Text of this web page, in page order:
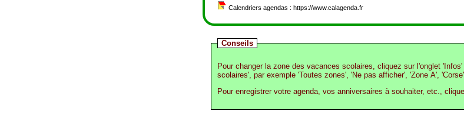
Calendriers agendas : https://www.calagenda.fr
Conseils
Pour changer la zone des vacances scolaires, cliquez sur l'onglet
scolaires', par exemple 'Toutes zones', 'Ne pas afficher', 'Zone A',
Pour enregistrer votre agenda, vos anniversaires à souhaiter, etc.,